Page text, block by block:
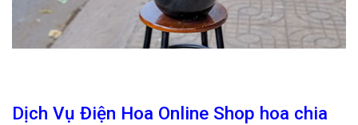
Dịch Vụ Điện Hoa Online Shop hoa chia